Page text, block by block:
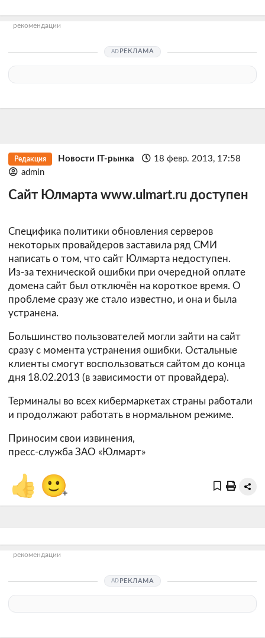
рекомендации
РЕКЛАМА
Редакция Новости IT-рынка
18 февр. 2013, 17:58
admin
Сайт Юлмарта www.ulmart.ru доступен
Специфика политики обновления серверов
некоторых провайдеров заставила ряд СМИ
написать о том, что сайт Юлмарта недоступен.
Из-за технической ошибки при очередной оплате
домена сайт был отключён на короткое время. О
проблеме сразу же стало известно, и она и была
устранена.
Большинство пользователей могли зайти на сайт
сразу с момента устранения ошибки. Остальные
клиенты смогут воспользоваться сайтом до конца
дня 18.02.2013 (в зависимости от провайдера).
Терминалы во всех кибермаркетах страны работали
и продолжают работать в нормальном режиме.
Приносим свои извинения,
пресс-служба ЗАО «Юлмарт»
👍 🙂+
рекомендации
РЕКЛАМА